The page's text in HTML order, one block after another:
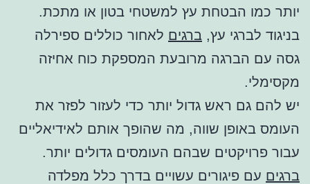
יותר כמו הבטחת עץ למשטחי בטון או מתכת.
בניגוד לברגי עץ, ברגים לאחור כוללים ספירלה
גסה עם הברגה מרובעת המספקת כוח אחיזה
מקסימלי.
יש להם גם ראש גדול יותר כדי לעזור לפזר את
העומס באופן שווה, מה שהופך אותם לאידיאליים
עבור פרויקטים שבהם העומסים גדולים יותר.
ברגים עם פיגורים עשויים בדרך כלל מפלדה